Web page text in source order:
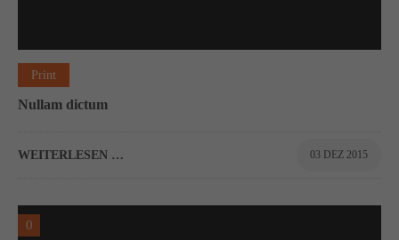
Lorem ipsum dolor sit amet, consectetuer adipiscing elit.
Aenean commodo ligula eget dolor. Aenean massa. Cum
Print
Nullam dictum
WEITERLESEN … 03 DEZ 2015
0